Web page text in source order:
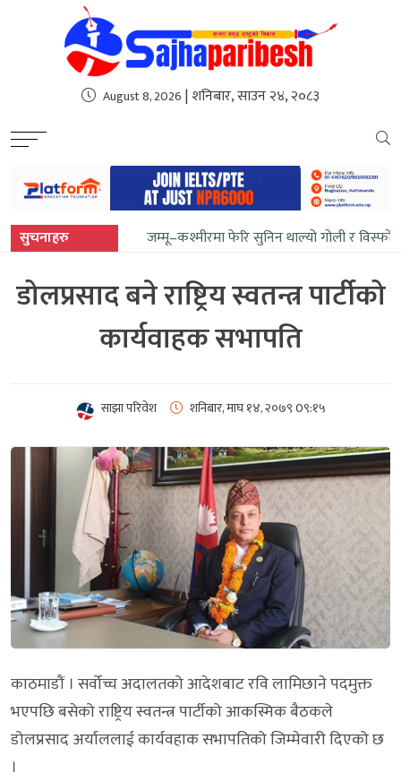
sweet bonanza
August 8, 2026 | शनिबार, साउन २४, २०८३
सुचनाहरु जम्मू–कश्मीरमा फेरि सुनिन थाल्यो गोली र
डोलप्रसाद बने राष्ट्रिय स्वतन्त्र पार्टीको
कार्यवाहक सभापति
साझा परिवेश शनिबार, माघ १४, २०७९0९:१५
काठमाडौं । सर्वोच्च अदालतको आदेशबाट रवि लामिछाने पदमुक्त
भएपछि बसेको राष्ट्रिय स्वतन्त्र पार्टीको आकस्मिक बैठकले
डोलप्रसाद अर्याललाई कार्यवहाक सभापतिको जिम्मेवारी दिएको छ
।